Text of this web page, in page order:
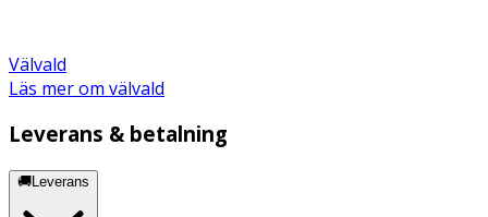
Välvald
Läs mer om välvald
Leverans & betalning
🚚Leverans